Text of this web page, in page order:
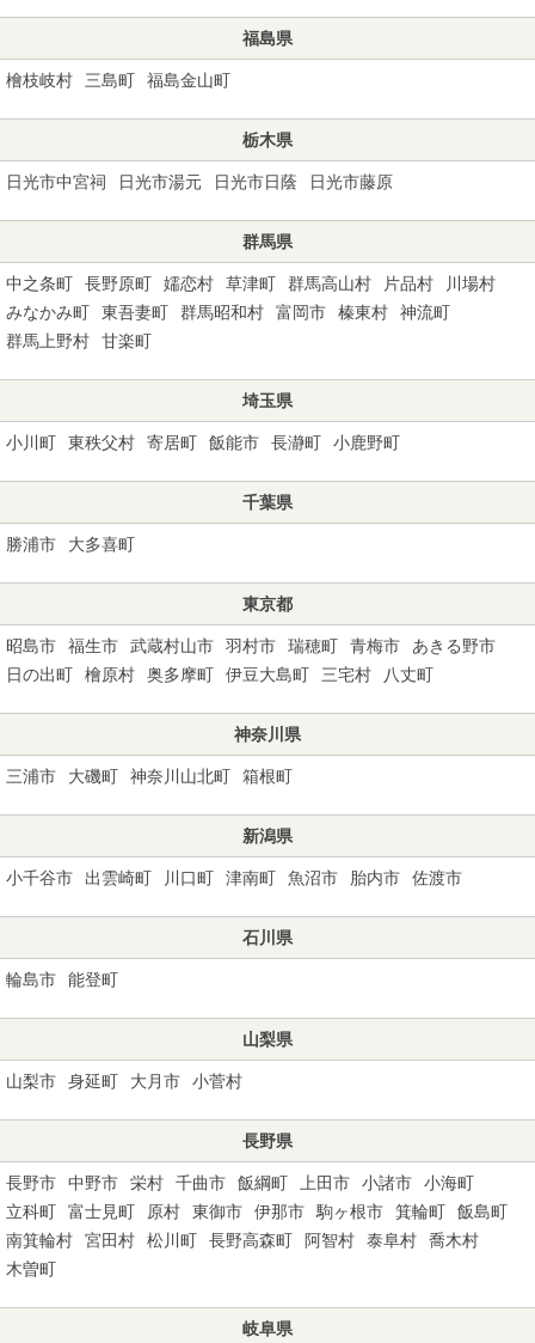
福島県
檜枝岐村 三島町 福島金山町
栃木県
日光市中宮祠 日光市湯元 日光市日蔭 日光市藤原
群馬県
中之条町 長野原町 嬬恋村 草津町 群馬高山村 片品村
川場村
みなかみ町
東吾妻町 群馬昭和村 富岡市 榛東村
神流町
群馬上野村
甘楽町
埼玉県
小川町 東秩父村 寄居町 飯能市 長瀞町 小鹿野町
千葉県
勝浦市 大多喜町
東京都
昭島市 福生市 武蔵村山市 羽村市 瑞穂町 青梅市
あきる野市
日の出町
檜原村 奥多摩町 伊豆大島町 三宅村 八丈町
神奈川県
三浦市 大磯町 神奈川山北町 箱根町
新潟県
小千谷市 出雲崎町 川口町 津南町 魚沼市 胎内市 佐渡市
石川県
輪島市 能登町
山梨県
山梨市 身延町 大月市 小菅村
長野県
長野市 中野市 栄村 千曲市 飯綱町 上田市 小諸市
小海町
立科町
富士見町 原村 東御市 伊那市 駒ヶ根市 箕輪町
飯島町
南箕輪村
宮田村 松川町 長野高森町 阿智村 泰阜村
喬木村
木曽町
岐阜県